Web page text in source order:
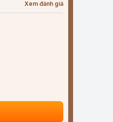
Xem đánh giá
viền Inox số lượng